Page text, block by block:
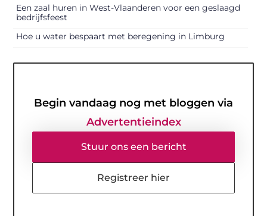
Een zaal huren in West-Vlaanderen voor een geslaagd
bedrijfsfeest
Hoe u water bespaart met beregening in Limburg
Begin vandaag nog met bloggen via
Advertentieindex
Stuur ons een bericht
Registreer hier